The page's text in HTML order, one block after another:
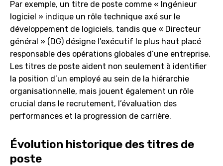
Par exemple, un titre de poste comme « Ingénieur
logiciel » indique un rôle technique axé sur le
développement de logiciels, tandis que « Directeur
général » (DG) désigne l’exécutif le plus haut placé
responsable des opérations globales d’une entreprise.
Les titres de poste aident non seulement à identifier
la position d’un employé au sein de la hiérarchie
organisationnelle, mais jouent également un rôle
crucial dans le recrutement, l’évaluation des
performances et la progression de carrière.
Évolution historique des titres de
poste